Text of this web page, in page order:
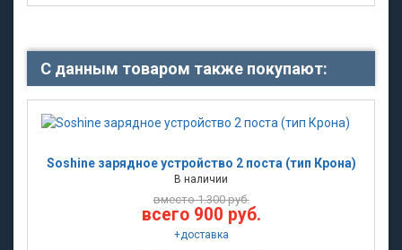
С данным товаром также покупают:
Soshine зарядное устройство 2 поста (тип Крона)
В наличии
вместо 1.300 руб.
всего 900 руб.
+доставка